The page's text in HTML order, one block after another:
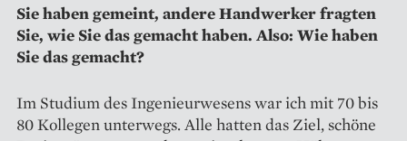
Sie haben gemeint, andere ­Handwerker fragten
Sie, wie Sie das gemacht haben. Also: Wie ­haben
Sie das gemacht?
Im Studium des Ingenieurwesens war ich mit 70 bis
80 Kollegen unterwegs. Alle hatten das Ziel, schöne